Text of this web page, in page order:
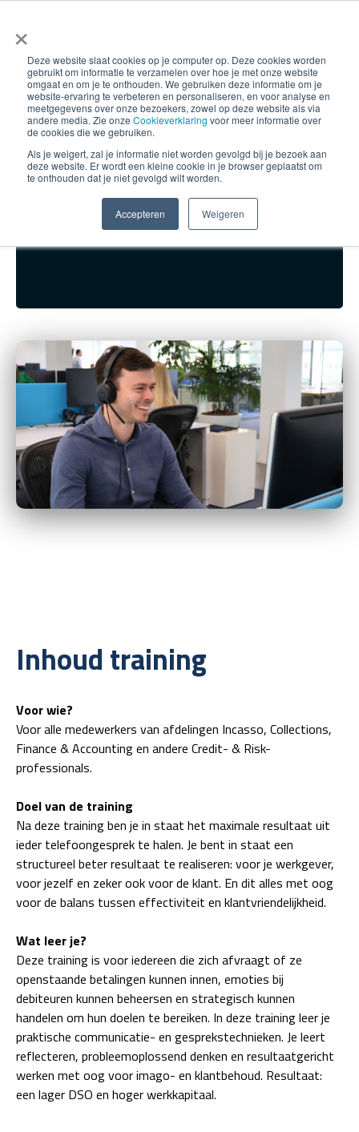
×
Deze website slaat cookies op je computer op. Deze cookies worden
gebruikt om informatie te verzamelen over hoe je met onze website
omgaat en om je te onthouden. We gebruiken deze informatie om je
website-ervaring te verbeteren en personaliseren, en voor analyse en
meetgegevens over onze bezoekers, zowel op deze website als via
andere media. Zie onze Cookieverklaring voor meer informatie over
de cookies die we gebruiken.
Als je weigert, zal je informatie niet worden gevolgd bij je bezoek aan
deze website. Er wordt een kleine cookie in je browser geplaatst om
te onthouden dat je niet gevolgd wilt worden.
Accepteren Weigeren
Training:
telefonisch
incasseren
Inhoud training
Voor wie?
Voor alle medewerkers van afdelingen Incasso, Collections,
Finance & Accounting en andere Credit- & Risk-
professionals.
Doel van de training
Na deze training ben je in staat het maximale resultaat uit
ieder telefoongesprek te halen. Je bent in staat een
structureel beter resultaat te realiseren: voor je werkgever,
voor jezelf en zeker ook voor de klant. En dit alles met oog
voor de balans tussen effectiviteit en klantvriendelijkheid.
Wat leer je?
Deze training is voor iedereen die zich afvraagt of ze
openstaande betalingen kunnen innen, emoties bij
debiteuren kunnen beheersen en strategisch kunnen
handelen om hun doelen te bereiken. In deze training leer je
praktische communicatie- en gesprekstechnieken. Je leert
reflecteren, probleemoplossend denken en resultaatgericht
werken met oog voor imago- en klantbehoud. Resultaat:
een lager DSO en hoger werkkapitaal.